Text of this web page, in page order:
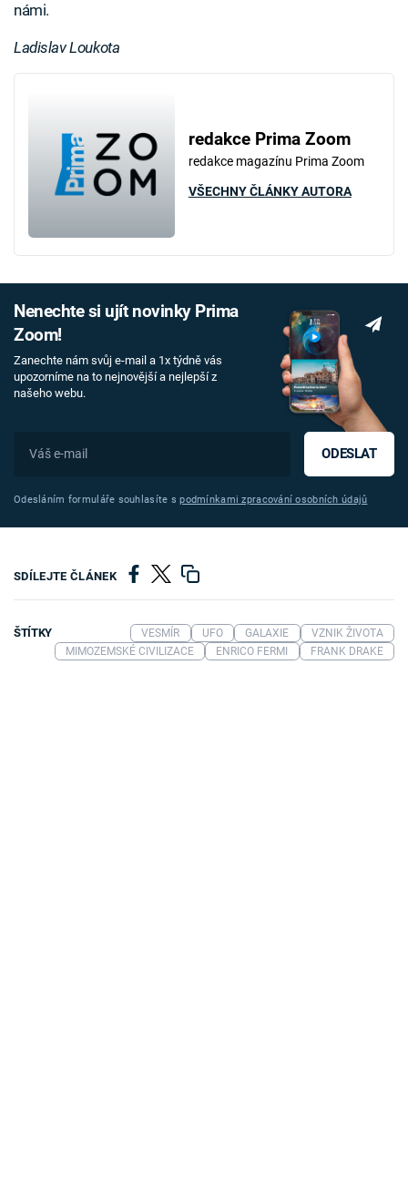
námi.
Ladislav Loukota
redakce Prima Zoom
redakce magazínu Prima Zoom
VŠECHNY ČLÁNKY AUTORA
Nenechte si ujít novinky Prima
Zoom!
Zanechte nám svůj e-mail a 1x týdně vás
upozorníme na to nejnovější a nejlepší z
našeho webu.
ODESLAT
Odesláním formuláře souhlasíte spodmínkami zpracování osobních údajů
SDÍLEJTE ČLÁNEK
ŠTÍTKY VESMÍR UFO GALAXIE
VZNIK ŽIVOTA
MIMOZEMSKÉ CIVILIZACE
ENRICO FERMI FRANK DRAKE